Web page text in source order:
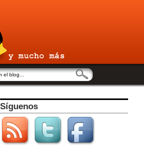
Síguenos